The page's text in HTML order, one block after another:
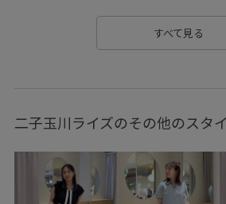
バブーシュ パンツ ビスチェ
ブラウス ベルト ベーシック
マニッシュ マルチに活躍 マーメ
すべて見る
二子玉川ライズのその他のスタ